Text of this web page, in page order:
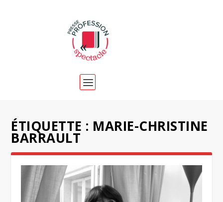
ÉTIQUETTE : MARIE-CHRISTINE
BARRAULT